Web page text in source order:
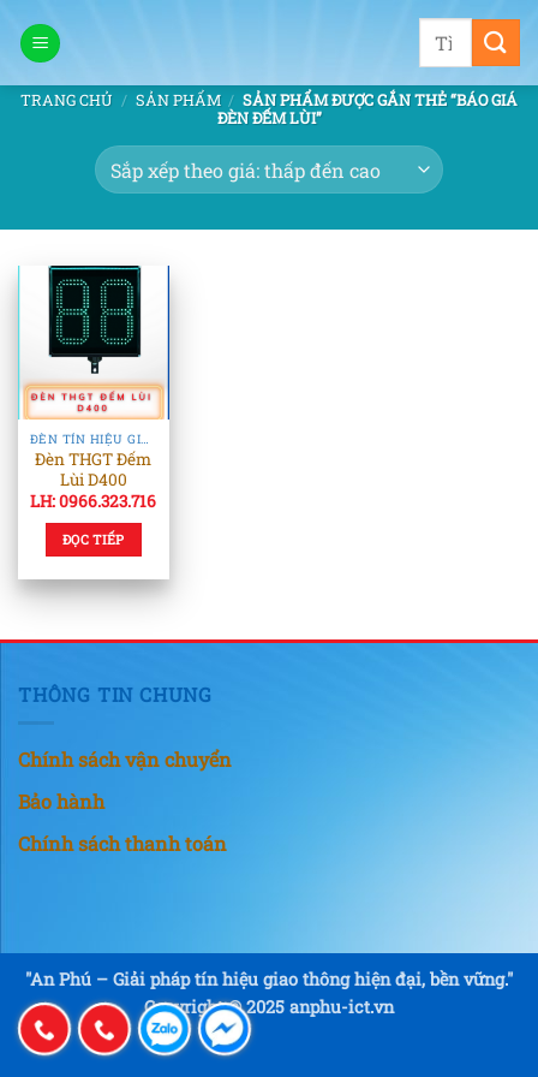
qua
dung
Tìm
TRANG CHỦ / SẢN PHẨM / SẢN PHẨM ĐƯỢC GẮN THẺ “BÁO GIÁ
ĐÈN ĐẾM LÙI”
ĐÈN TÍN HIỆU GIAO THÔNG
Đèn THGT Đếm
Lùi D400
LH: 0966.323.716
ĐỌC TIẾP
THÔNG TIN CHUNG
Chính sách vận chuyển
Bảo hành
Chính sách thanh toán
"An Phú – Giải pháp tín hiệu giao thông hiện đại, bền vững."
Copyright © 2025 anphu-ict.vn